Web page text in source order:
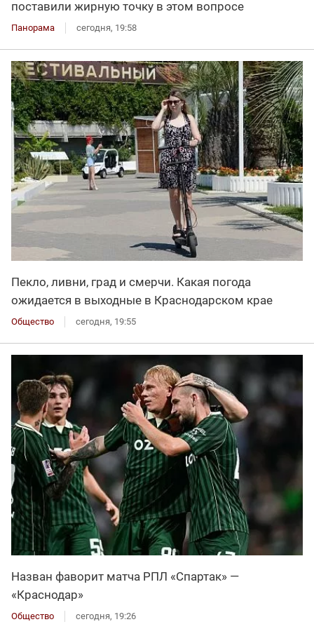
поставили жирную точку в этом вопросе
Панорама сегодня, 19:58
Пекло, ливни, град и смерчи. Какая погода
ожидается в выходные в Краснодарском крае
Общество сегодня, 19:55
Назван фаворит матча РПЛ «Спартак» —
«Краснодар»
Общество сегодня, 19:26